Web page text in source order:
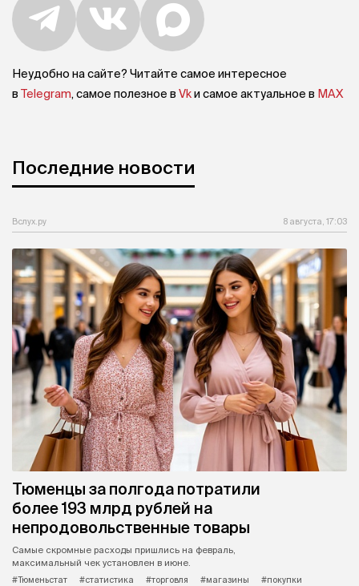
Неудобно на сайте? Читайте самое интересное
в Telegram, самое полезное в Vkи самое актуальное в MAX
Последние новости
Вслух.ру 8 августа, 17:03
Тюменцы за полгода потратили
более 193 млрд рублей на
непродовольственные товары
Самые скромные расходы пришлись на февраль,
максимальный чек установлен в июне.
#Тюменьстат
#статистика #торговля #магазины
#покупки